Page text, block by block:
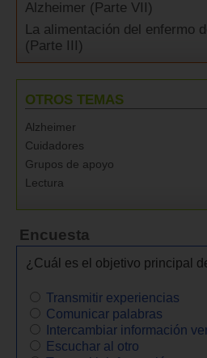
Alzheimer (Parte VII)
La alimentación del enfermo
(Parte III)
OTROS TEMAS
Alzheimer
Cuidadores
Grupos de apoyo
Lectura
Encuesta
¿Cuál es el objetivo principal
Transmitir experiencias
Comunicar palabras
Intercambiar información
Escuchar al otro